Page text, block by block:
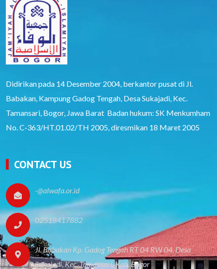
Didirikan pada 14 Desember 2004, berkantor pusat di Jl.
Babakan, Kampung Gadog Tengah, Desa Sukajadi, Kec.
Tamansari, Bogor, Jawa Barat Badan hukum: SK Menkumham
No. C‑363/HT.01.02/TH 2005, diresmikan 18 Maret 2005
CONTACT US
-@alwafa.or.id
02518417882
Jl. Babakan Kp. Gadog Tengah RT 04 RW 04, Desa
Sukajadi, Kec. Tamansari, Kab. Bogor